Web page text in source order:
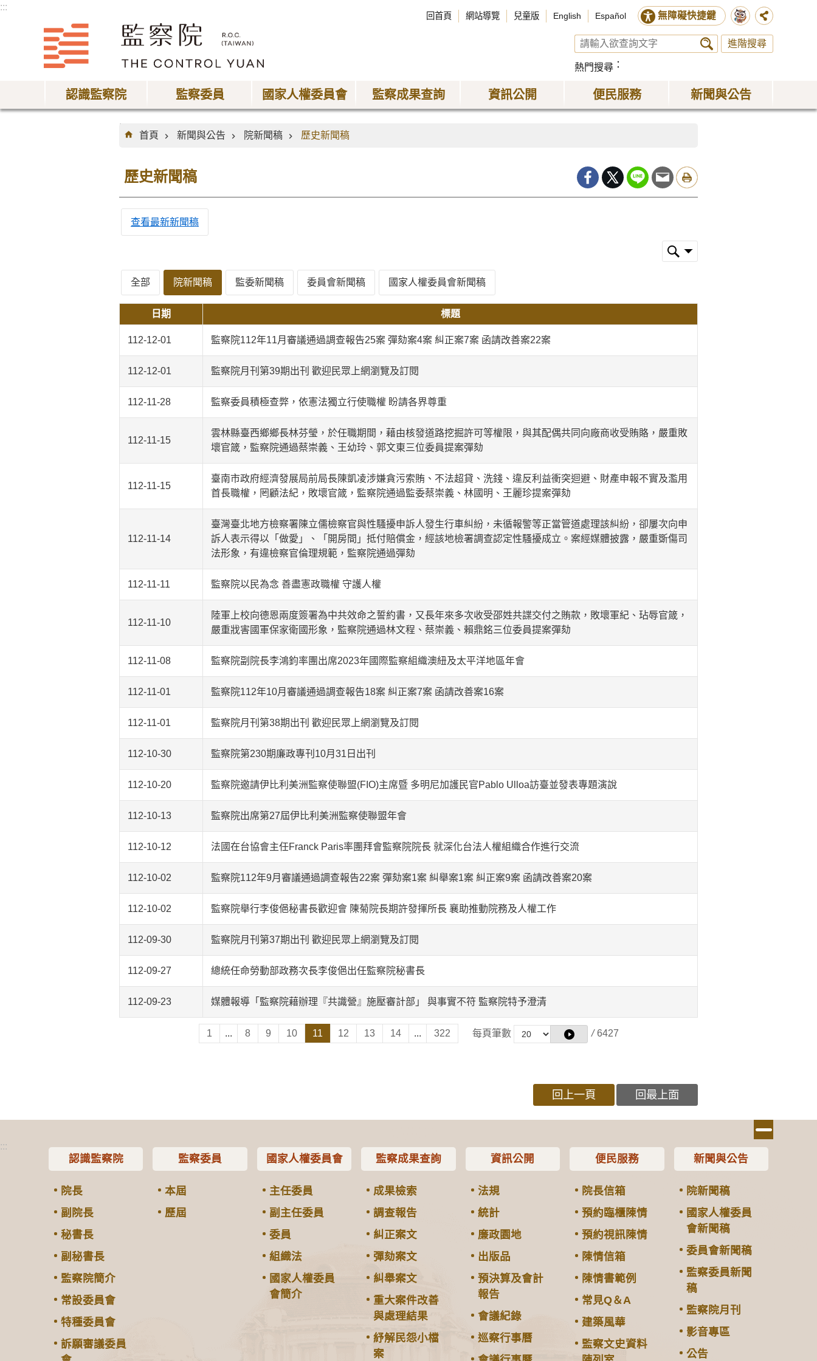
:::
回首頁 網站導覽 兒童版 English Español 無障礙快捷鍵
進階搜尋
熱門搜尋
認識監察院 監察委員 國家人權委員會 監察成果查詢 資訊公開 便民服務 新聞與公告
:::
首頁
新聞與公告 院新聞稿 歷史新聞稿
歷史新聞稿
查看最新新聞稿
全部 院新聞稿 監委新聞稿 委員會新聞稿 國家人權委員會新聞稿
日期 標題
112-12-01 監察院112年11月審議通過調查報告25案 彈劾案4案 糾正案7案 函請改善案22案
112-12-01 監察院月刊第39期出刊 歡迎民眾上網瀏覽及訂閱
112-11-28 監察委員積極查弊，依憲法獨立行使職權 盼請各界尊重
112-11-15
雲林縣臺西鄉鄉長林芬瑩，於任職期間，藉由核發道路挖掘許可等權限，與其配偶共同向廠商收受賄賂，嚴重敗
壞官箴，監察院通過蔡崇義、王幼玲、郭文東三位委員提案彈劾
112-11-15
臺南市政府經濟發展局前局長陳凱凌涉嫌貪污索賄、不法超貸、洗錢、違反利益衝突迴避、財產申報不實及濫用
首長職權，罔顧法紀，敗壞官箴，監察院通過監委蔡崇義、林國明、王麗珍提案彈劾
112-11-14
臺灣臺北地方檢察署陳立儒檢察官與性騷擾申訴人發生行車糾紛，未循報警等正當管道處理該糾紛，卻屢次向申
訴人表示得以「做愛」、「開房間」抵付賠償金，經該地檢署調查認定性騷擾成立。案經媒體披露，嚴重斲傷司
法形象，有違檢察官倫理規範，監察院通過彈劾
112-11-11 監察院以民為念 善盡憲政職權 守護人權
112-11-10
陸軍上校向德恩兩度簽署為中共效命之誓約書，又長年來多次收受邵姓共諜交付之賄款，敗壞軍紀、玷辱官箴，
嚴重戕害國軍保家衛國形象，監察院通過林文程、蔡崇義、賴鼎銘三位委員提案彈劾
112-11-08 監察院副院長李鴻鈞率團出席2023年國際監察組織澳紐及太平洋地區年會
112-11-01 監察院112年10月審議通過調查報告18案 糾正案7案 函請改善案16案
112-11-01 監察院月刊第38期出刊 歡迎民眾上網瀏覽及訂閱
112-10-30 監察院第230期廉政專刊10月31日出刊
112-10-20 監察院邀請伊比利美洲監察使聯盟(FIO)主席暨 多明尼加護民官Pablo Ulloa訪臺並發表專題演說
112-10-13 監察院出席第27屆伊比利美洲監察使聯盟年會
112-10-12 法國在台協會主任Franck Paris率團拜會監察院院長 就深化台法人權組織合作進行交流
112-10-02 監察院112年9月審議通過調查報告22案 彈劾案1案 糾舉案1案 糾正案9案 函請改善案20案
112-10-02 監察院舉行李俊俋秘書長歡迎會 陳菊院長期許發揮所長 襄助推動院務及人權工作
112-09-30 監察院月刊第37期出刊 歡迎民眾上網瀏覽及訂閱
112-09-27 總統任命勞動部政務次長李俊俋出任監察院秘書長
112-09-23 媒體報導「監察院藉辦理『共識營』施壓審計部」 與事實不符 監察院特予澄清
1 ... 8 9 10 11 12 13 14 ... 322 每頁筆數 / 6427
回上一頁 回最上面
:::
認識監察院
院長
副院長
秘書長
副秘書長
監察院簡介
常設委員會
特種委員會
訴願審議委員
監察委員
本屆
歷屆
國家人權委員會
主任委員
副主任委員
委員
組織法
國家人權委員
會簡介
監察成果查詢
成果檢索
調查報告
糾正案文
彈劾案文
糾舉案文
重大案件改善
與處理結果
紓解民怨小檔
案
資訊公開
法規
統計
廉政園地
出版品
預決算及會計
報告
會議紀錄
巡察行事曆
便民服務
院長信箱
預約臨櫃陳情
預約視訊陳情
陳情信箱
陳情書範例
常見Q＆A
建築風華
監察文史資料
新聞與公告
院新聞稿
國家人權委員
會新聞稿
委員會新聞稿
監察委員新聞
稿
監察院月刊
影音專區
公告